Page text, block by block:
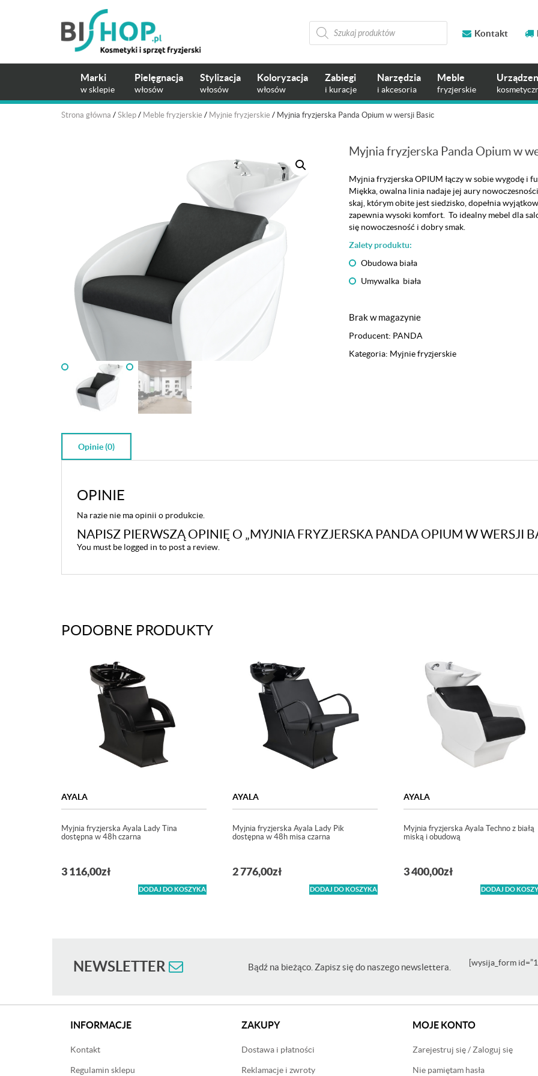
Wyszukiwarka
produktów
Kontakt
Marki
w sklepie
Pielęgnacja
włosów
Stylizacja
włosów
Koloryzacja
włosów
Zabiegi
i kuracje
Narzędzia
i akcesoria
Meble
fryzjerskie
Strona główna / Sklep / Meble fryzjerskie / Myjnie fryzjerskie / Myjnia fryzjerska Panda Opium w wersji Basic
Myjnia fryzjerska Panda Opium w
Myjnia fryzjerska OPIUM łączy w sobie wygodę i
Miękka, owalna linia nadaje jej aury
skaj, którym obite jest siedzisko, dopełnia
zapewnia wysoki komfort. To idealny mebel dla
się nowoczesność i dobry smak.
Zalety produktu:
Obudowa biała
Umywalka biała
Brak w magazynie
Producent: PANDA
Kategoria: Myjnie fryzjerskie
Opinie (0)
OPINIE
Na razie nie ma opinii o produkcie.
NAPISZ PIERWSZĄ OPINIĘ O „MYJNIA FRYZJERSKA PANDA OPIUM W WERSJI
You must be logged in to post a review.
PODOBNE PRODUKTY
AYALA
Myjnia fryzjerska Ayala Lady Tina
dostępna w 48h czarna
3 116,00zł
DODAJ DO KOSZYKA
AYALA
Myjnia fryzjerska Ayala Lady Pik
dostępna w 48h misa czarna
2 776,00zł
DODAJ DO KOSZYKA
AYALA
Myjnia fryzjerska Ayala Techno z białą
miską i obudową
3 400,00zł
DODAJ DO
NEWSLETTER Bądź na bieżąco. Zapisz się do naszego newslettera. [wysija_form
INFORMACJE
Kontakt
Regulamin sklepu
ZAKUPY
Dostawa i płatności
Reklamacje i zwroty
MOJE KONTO
Zarejestruj się / Zaloguj się
Nie pamiętam hasła